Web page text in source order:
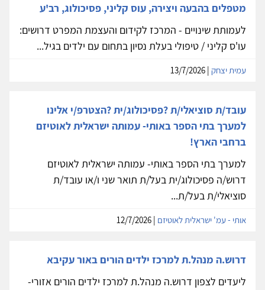
מטפלים בהבעה ויצירה, עוס קליני, פסיכולוג, רב'ע
לעמותת שינויים - המרכז לקידום והעצמת המפרט דרושים:
עו'ס קליני / טיפולי בעלת נסיון בתחום עם ילדים בגיל...
עמית יצחק
עובד/ת סוציאלי/ת ?פסיכולוג/ית ?הצטרפ/י אלינו
למערך בתי הספר באותי- עמותה ישראלית לאוטיזם
ברחבי הארץ!
למערך בתי הספר באותי- עמותה ישראלית לאוטיזם
דרוש/ה פסיכולוג/ית בעל/ת תואר שני ו/או עובד/ת
סוציאלי/ת בעל/ת...
אותי - עמ' ישראלית לאוטיזם
דרוש.ה מנהל.ת למרכז ילדים הורים באור עקיבא
ליעדים לצפון דרוש.ה מנהל.ת למרכז ילדים הורים אזורי-